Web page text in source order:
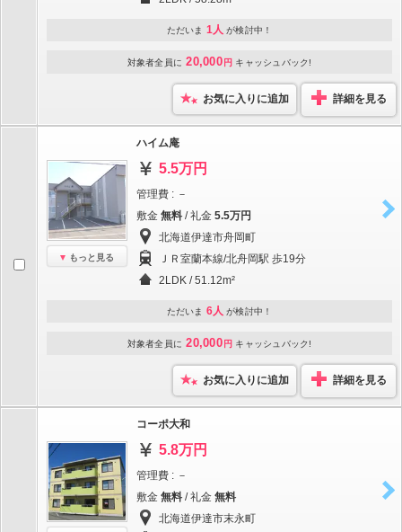
ただいま 1人 が検討中！
対象者全員に 20,000 円 キャッシュバック!
お気に入りに追加 詳細を見る
もっと見る
ハイム庵
5.5万円
管理費 : －
敷金 無料 / 礼金 5.5万円
北海道伊達市舟岡町
ＪＲ室蘭本線/北舟岡駅 歩19分
2LDK / 51.12m²
ただいま 6人 が検討中！
対象者全員に 20,000 円 キャッシュバック!
お気に入りに追加 詳細を見る
コーポ大和
5.8万円
管理費 : －
敷金 無料 / 礼金 無料
北海道伊達市末永町